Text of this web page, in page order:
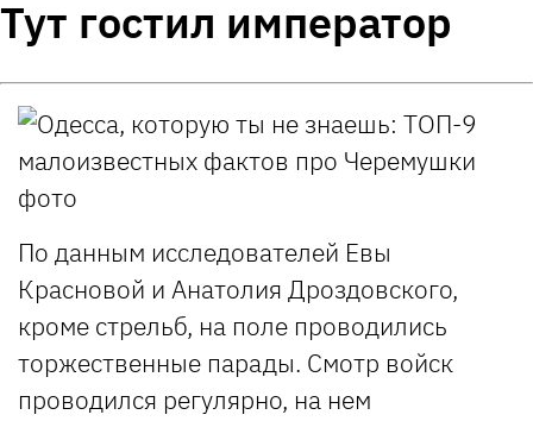
Тут гостил император
По данным исследователей Евы
Красновой и Анатолия Дроздовского,
кроме стрельб, на поле проводились
торжественные парады. Смотр войск
проводился регулярно, на нем